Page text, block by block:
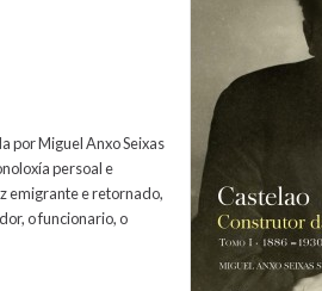
por Miguel Anxo Seixas
persoal e
emigrante e retornado,
o funcionario, o